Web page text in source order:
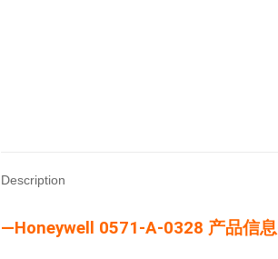
Description
—Honeywell 0571-A-0328 产品信